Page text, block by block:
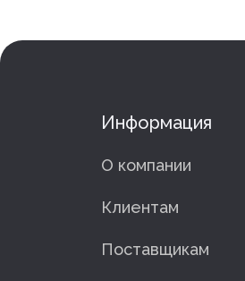
Информация
О компании
Клиентам
Поставщикам